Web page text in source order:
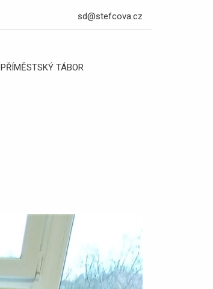
sd@stefcova.cz
PŘÍMĚSTSKÝ TÁBOR